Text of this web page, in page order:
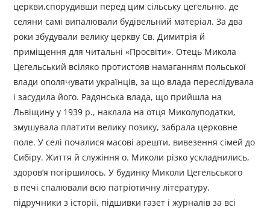
церкви,спорудивши перед цим сільську цегельню, де
селяни самі випалювали будівельний матеріал. За два
роки збудували велику церкву Св. Димитрія й
приміщення для читальні «Просвіти». Отець Микола
Цегельський всіляко протистояв намаганням польської
влади ополячувати українців, за що влада переслідувала
і засудила його. Радянська влада, що прийшла на
Львіщину у 1939 р., наклала на отця Миколуподатки,
змушувала платити велику позику, забрала церковне
поле. У селі почалися масові арешти, вивезення сімей до
Сибіру. Життя й служіння о. Миколи різко ускладнились,
здоров’я погіршилось. У будинку Миколи Цегельського
в печі спалювали всю патріотичну літературу,
підручники з історії, підшивки газет і журналів за всі